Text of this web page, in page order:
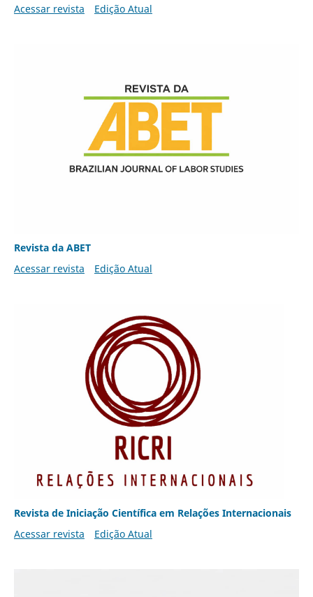
Acessar revista Edição Atual
Revista da ABET
Acessar revista
Edição Atual
Revista de Iniciação Científica em Relações Internacionais
Acessar revista
Edição Atual